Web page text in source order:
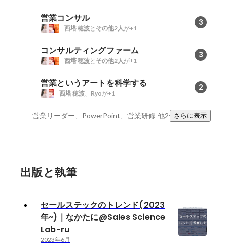
営業コンサル 3
西塔 穂波と その他2人 が+1
コンサルティングファーム 3
西塔 穂波と その他2人 が+1
営業というアートを科学する 2
西塔 穂波 Ryoが+1
営業リーダー、PowerPoint、営業研修 他2件さらに表示
出版と執筆
セールステックのトレンド(2023
年~)｜なかたに@Sales Science
Lab-ru
2023年6月